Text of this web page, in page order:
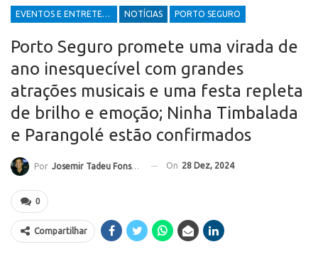
EVENTOS E ENTRETENIMENTOS NOTÍCIAS PORTO SEGURO
Porto Seguro promete uma virada de
ano inesquecível com grandes
atrações musicais e uma festa repleta
de brilho e emoção; Ninha Timbalada
e Parangolé estão confirmados
Por Josemir Tadeu Fonseca On 28 Dez, 2024
0
Compartilhar